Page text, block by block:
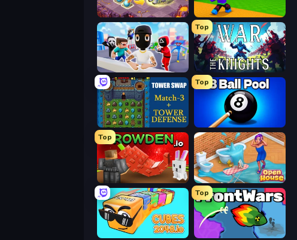
Mergest Kingdom Throw a Lucky Block
Top
War the Knights
Tower Swap
Top
Top
Grow A Garden | Growden.io Open House
Cubes 2048.io
Top
FrontWars.io